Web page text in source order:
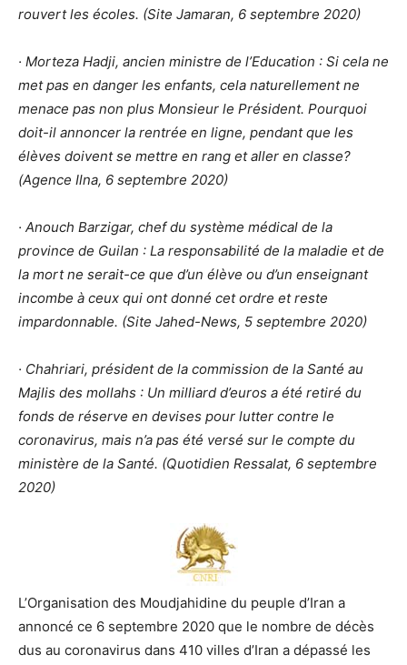
rouvert les écoles. (Site Jamaran, 6 septembre 2020)
· Morteza Hadji, ancien ministre de l’Education : Si cela ne
met pas en danger les enfants, cela naturellement ne
menace pas non plus Monsieur le Président. Pourquoi
doit-il annoncer la rentrée en ligne, pendant que les
élèves doivent se mettre en rang et aller en classe?
(Agence Ilna, 6 septembre 2020)
· Anouch Barzigar, chef du système médical de la
province de Guilan : La responsabilité de la maladie et de
la mort ne serait-ce que d’un élève ou d’un enseignant
incombe à ceux qui ont donné cet ordre et reste
impardonnable. (Site Jahed-News, 5 septembre 2020)
· Chahriari, président de la commission de la Santé au
Majlis des mollahs : Un milliard d’euros a été retiré du
fonds de réserve en devises pour lutter contre le
coronavirus, mais n’a pas été versé sur le compte du
ministère de la Santé. (Quotidien Ressalat, 6 septembre
2020)
L’Organisation des Moudjahidine du peuple d’Iran a
annoncé ce 6 septembre 2020 que le nombre de décès
dus au coronavirus dans 410 villes d’Iran a dépassé les